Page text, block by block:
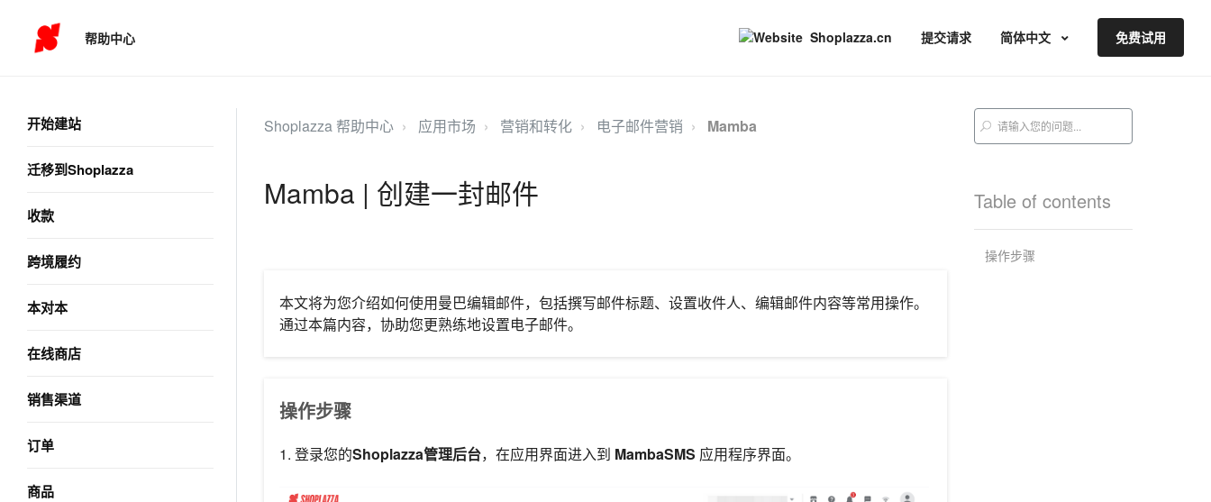
帮助中心 Shoplazza.cn 提交请求 简体中文 免费试用
开始建站
迁移到Shoplazza
收款
跨境履约
本对本
在线商店
销售渠道
订单
商品
Shoplazza 帮助中心 应用市场 营销和转化 电子邮件营销 Mamba
Mamba | 创建一封邮件
本文将为您介绍如何使用曼巴编辑邮件，包括撰写邮件标题、设置收件人、编辑邮件内容等常用操作。
通过本篇内容，协助您更熟练地设置电子邮件。
操作步骤
1. 登录您的Shoplazza管理后台，在应用界面进入到 MambaSMS 应用程序界面。
Table of contents
操作步骤